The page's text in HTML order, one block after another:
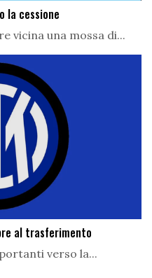
la cessione
vicina una mossa di...
al trasferimento
verso la...